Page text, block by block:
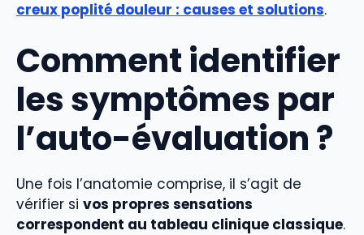
creux poplité douleur : causes et solutions.
Comment identifier
les symptômes par
l’auto-évaluation ?
Une fois l’anatomie comprise, il s’agit de
vérifier si vos propres sensations
correspondent au tableau clinique classique.